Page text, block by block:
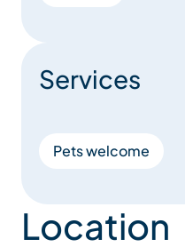
Services
Pets welcome
Location